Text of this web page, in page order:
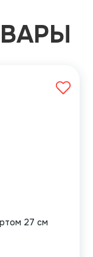
27 см